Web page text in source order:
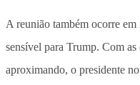
A reunião também ocorre
sensível para Trump. Com
aproximando, o presidente